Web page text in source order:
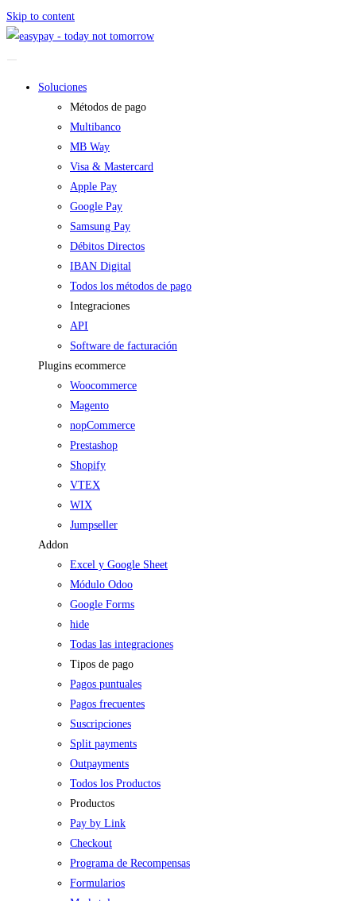
Skip to content
Soluciones
Métodos de pago
Multibanco
MB Way
Visa & Mastercard
Apple Pay
Google Pay
Samsung Pay
Débitos Directos
IBAN Digital
Todos los métodos de pago
Integraciones
API
Software de facturación
Plugins ecommerce
Woocommerce
Magento
nopCommerce
Prestashop
Shopify
VTEX
WIX
Jumpseller
Addon
Excel y Google Sheet
Módulo Odoo
Google Forms
hide
Todas las integraciones
Tipos de pago
Pagos puntuales
Pagos frecuentes
Suscripciones
Split payments
Outpayments
Todos los Productos
Productos
Pay by Link
Checkout
Programa de Recompensas
Formularios